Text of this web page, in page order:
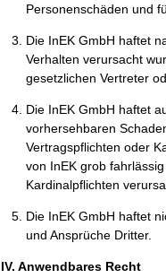
Personenschäden und
Die InEK GmbH haftet
Verhalten verursacht
gesetzlichen Vertreter
Die InEK GmbH haftet
vorhersehbaren
Vertragspflichten oder
von InEK grob
Kardinalpflichten
Die InEK GmbH haftet
und Ansprüche Dritter.
IV. Anwendbares Recht